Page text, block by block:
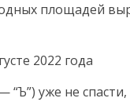
площадей
2022 года
уже не